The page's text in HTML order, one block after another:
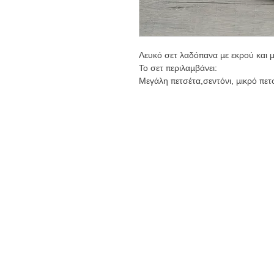
Λευκό σετ λαδόπανα με εκρού και
Το σετ περιλαμβάνει:
Μεγάλη πετσέτα,σεντόνι, μικρό